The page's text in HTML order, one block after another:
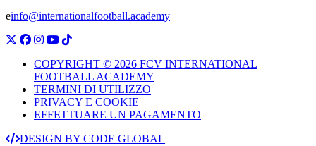
einfo@internationalfootball.academy
COPYRIGHT © 2026 FCV INTERNATIONAL
FOOTBALL ACADEMY
TERMINI DI UTILIZZO
PRIVACY E COOKIE
EFFETTUARE UN PAGAMENTO
DESIGN BY CODE GLOBAL